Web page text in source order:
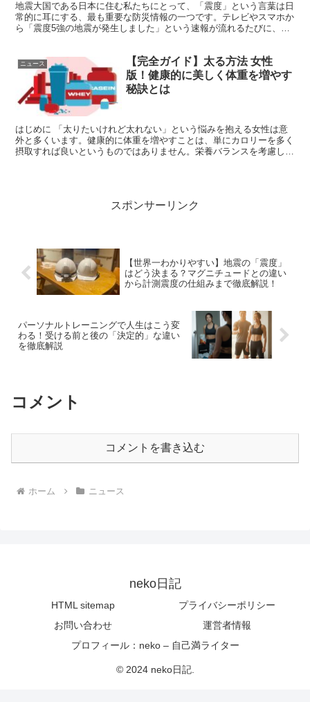
地震大国である日本に住む私たちにとって、「震度」という言葉は日
常的に耳にする、最も重要な防災情報の一つです。テレビやスマホか
ら「震度5強の地震が発生しました」という速報が流れるたびに、私
ニュース
【完全ガイド】太る方法 女性
版！健康的に美しく体重を増やす
秘訣とは
はじめに 「太りたいけれど太れない」という悩みを抱える女性は意
外と多くいます。健康的に体重を増やすことは、単にカロリーを多く
摂取すれば良いというものではありません。栄養バランスを考慮し、
スポンサーリンク
【世界一わかりやすい】地震の「震度」
はどう決まる？マグニチュードとの違い
から計測震度の仕組みまで徹底解説！
パーソナルトレーニングで人生はこう変
わる！受ける前と後の「決定的」な違い
を徹底解説
コメント
コメントを書き込む
ホーム ニュース
neko日記
HTML sitemap
プライバシーポリシー
お問い合わせ
運営者情報
プロフィール：neko – 自己満ライター
© 2024 neko日記.